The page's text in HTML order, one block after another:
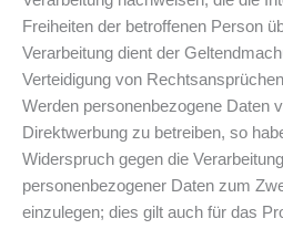
Freiheiten der betroffenen Person
Verarbeitung dient der
Verteidigung von
Werden personenbezogene Daten
Direktwerbung zu betreiben, so
Widerspruch gegen die
personenbezogener Daten zum
einzulegen; dies gilt auch für das